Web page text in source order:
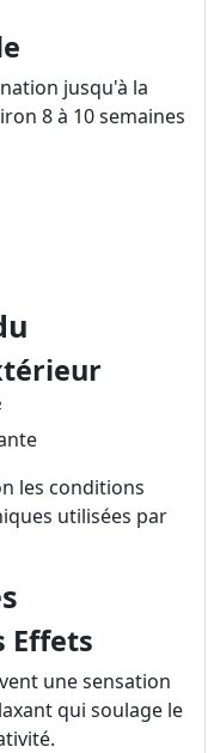
jusqu'à la
8 à 10 semaines
les conditions
utilisées par
Effets
une sensation
qui soulage le